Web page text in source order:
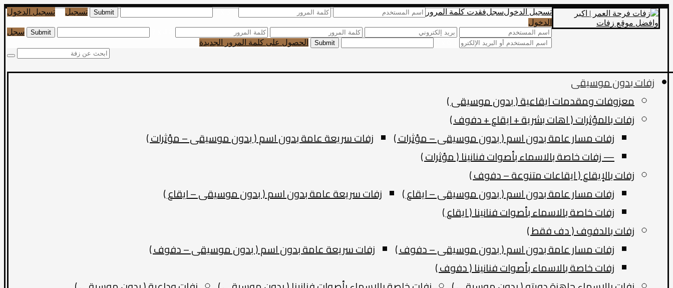
تسجيل الدخول تسجيل الدخولسجلفقدت كلمة المرور
تسجيل
الدخول
سجل
الحصول على كلمة المرور الجديدة
زفات بدون موسيقى
معزوفات ومقدمات ايقاعية ( بدون موسيقى )
زفات بالمؤثرات ( اهات بشرية + ايقاع + دفوف )
زفات مسار عامة بدون اسم ( بدون موسيقى – مؤثرات )
زفات سريعة عامة بدون اسم ( بدون موسيقى – مؤثرات )
— زفات خاصة بالاسماء بأصوات فنانينا ( مؤثرات )
زفات بالإيقاع ( ايقاعات متنوعة – دفوف )
زفات مسار عامة بدون اسم ( بدون موسيقى – ايقاع )
زفات سريعة عامة بدون اسم ( بدون موسيقى – ايقاع )
زفات خاصة بالاسماء بأصوات فنانينا ( ايقاع )
زفات بالدفوف ( دف فقط )
زفات مسار عامة بدون اسم ( بدون موسيقى – دفوف )
زفات سريعة عامة بدون اسم ( بدون موسيقى – دفوف )
زفات خاصة بالاسماء بأصوات فنانينا ( دفوف )